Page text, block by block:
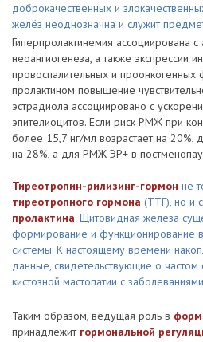
доброкачественных и
желёз неоднозначна и служит
Гиперпролактинемия ассоциирована с
неоангиогенеза, а также экспрессии
провоспалительных и
пролактином повышение
эстрадиола ассоциировано с
эпителиоцитов. Если риск РМЖ при
более 15,7 нг/мл возрастает на
на 28%, а для РМЖ ЭР+ в
Тиреотропин-рилизинг-гормон не
тиреотропного гормона (ТТГ), но и
пролактина. Щитовидная железа
формирование и функционирование
системы. К настоящему времени
данные, свидетельствующие о
кистозной мастопатии с
Таким образом, ведущая роль в
принадлежит гормональной